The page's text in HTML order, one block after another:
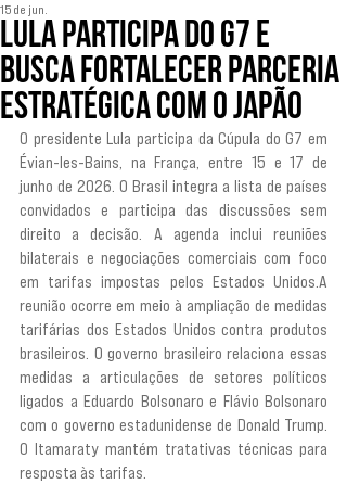
Lula participa do G7 e
busca fortalecer parceria
estratégica com o Japão
15 de jun.
O presidente Lula participa da Cúpula do G7 em
Évian-les-Bains, na França, entre 15 e 17 de
junho de 2026. O Brasil integra a lista de países
convidados e participa das discussões sem
direito a decisão. A agenda inclui reuniões
bilaterais e negociações comerciais com foco
em tarifas impostas pelos Estados Unidos.A
reunião ocorre em meio à ampliação de medidas
tarifárias dos Estados Unidos contra produtos
brasileiros. O governo brasileiro relaciona essas
medidas a articulações de setores políticos
ligados a Eduardo Bolsonaro e Flávio Bolsonaro
com o governo estadunidense de Donald Trump.
O Itamaraty mantém tratativas técnicas para
resposta às tarifas.